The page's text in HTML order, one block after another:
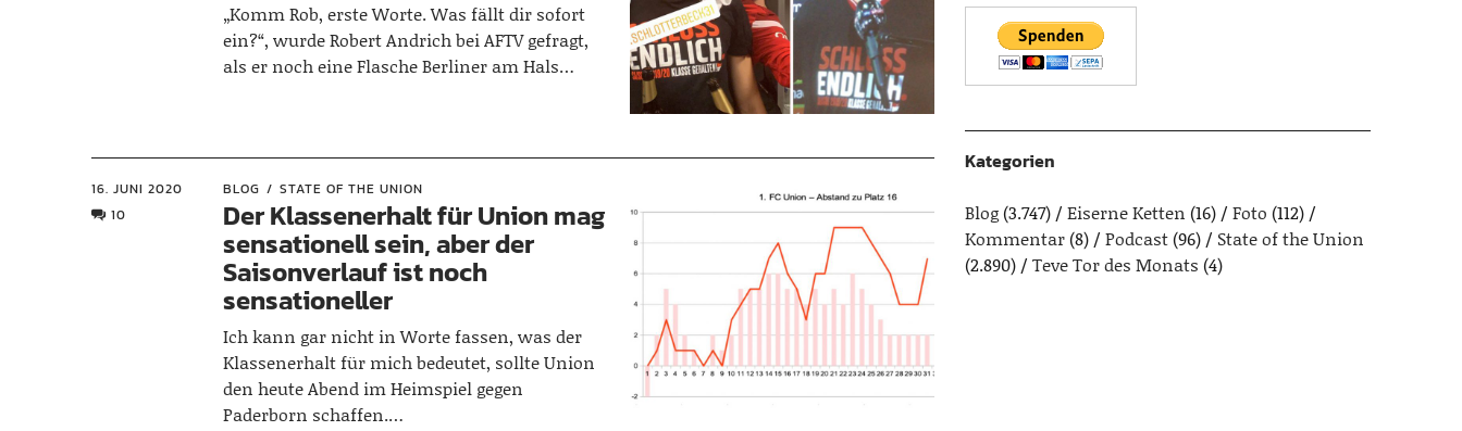
„Komm Rob, erste Worte. Was fällt dir sofort
ein?“, wurde Robert Andrich bei AFTV gefragt,
als er noch eine Flasche Berliner am Hals…
16. JUNI 2020
10
BLOG STATE OF THE UNION
Der Klassenerhalt für Union mag
sensationell sein, aber der
Saisonverlauf ist noch
sensationeller
Ich kann gar nicht in Worte fassen, was der
Klassenerhalt für mich bedeutet, sollte Union
den heute Abend im Heimspiel gegen
Paderborn schaffen.…
Kategorien
Blog(3.747) Eiserne Ketten (16) Foto (112)
Kommentar(8) Podcast(96)
State of the Union
(2.890)
Teve Tor des Monats (4)